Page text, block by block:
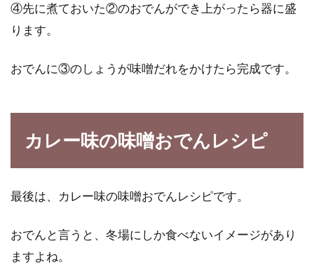
④先に煮ておいた②のおでんができ上がったら器に盛
ります。
おでんに③のしょうが味噌だれをかけたら完成です。
カレー味の味噌おでんレシピ
最後は、カレー味の味噌おでんレシピです。
おでんと言うと、冬場にしか食べないイメージがあり
ますよね。